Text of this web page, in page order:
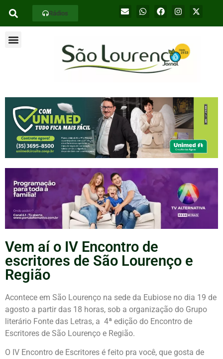
Rádios
Vem aí o IV Encontro de
escritores de São Lourenço e
Região
Acontece em São Lourenço na sede da Eubiose no dia 19 de
agosto a partir das 18 horas, sob a organização do Grupo
literário Fonte das Letras, a 4ª edição do Encontro de
Escritores de São Lourenço e Região.
O IV Encontro de Escritores é feito pra você, que gosta de